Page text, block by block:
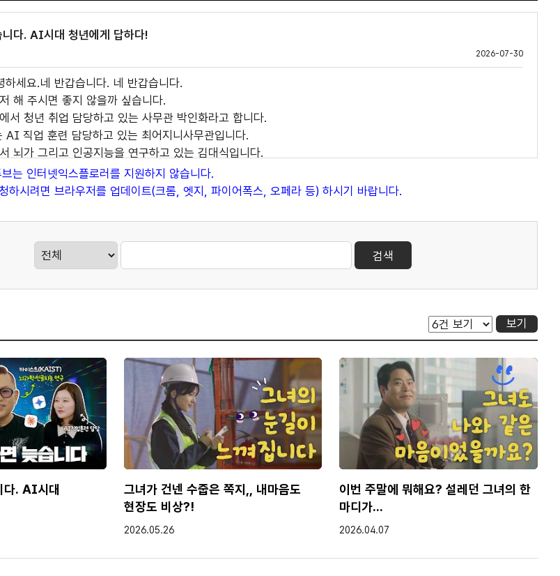
니다. AI시대 청년에게 답하다!
2026-07-30
하세요.네 반갑습니다. 네 반갑습니다.
해 주시면 좋지 않을까 싶습니다.
서 청년 취업 담당하고 있는 사무관 박인화라고 합니다.
AI 직업 훈련 담당하고 있는 최어지니사무관입니다.
뇌가 그리고 인공지능을 연구하고 있는 김대식입니다.
고 해서 채 GPT에 한번 쳐봤어요. 김대식 교수님 토크 스타일 어때?
참 걸 찾아본 적이 없어 가지고.
자리에도 교수님이 어떤 질문을 하실까?
렘반 이렇게 왔거든요.
식이라고 치면 미래 예측을 못 하기로 유명한 교수라고 항상 나옵니다.
늘 고용노동부 사무관들은 아마 처음 만나셨을 것 같은데
선 첫 번째는 그게 사실 오늘 저희 대화의 그 주제가 될 수도 있겠지만 인공지능 시대에 일자리 문제가
다들 알고 있는 거잖아요.
언제 벌어져 일일까? 세 번째 어떤 직업이 먼저 영향을 받을까 이런 거에 대해서 제가 봤을 때는 좀 더
고민을 했으면 좋겠고
많은 구체적인 고민을 하실 거라고 저는 그 믿고 있고 거기에 대해서 좀 이야기를 하면 좋을 거 같아요.
할 이야기는 AI 시대 청년들이 어떻게 나아갈 수 있을까에 대한 이야기를 나누어 보려고 하는데요.
간으로 저희가 준비를 한게 있는데. 네. 좋습니다. 이게 첫 번째고요. 네. 그리고 이게 두 번째 겁니다.
다 잘 썼다라고 우선 저는 느껴지고요. 가끔하다 뭐 이럴 경우에 막 둘 다 인공지능이 쓰거나 둘 다 사람이
데요.
분 생각을 해 두시면 모든 가능성 제가 읽기로는 B가 조금 더 인공지능스러웠어요. 두 번째가. 그렇게
다. 기가 너무 정중해요. 그리고 너무 정확하게 쓴 거 같아요.
는 인터넷익스플로러를 지원하지 않습니다.
하시려면 브라우저를 업데이트(크롬, 엣지, 파이어폭스, 오페라 등) 하시기 바랍니다.
검색
보기
다. AI시대
그녀가 건넨 수줍은 쪽지,, 내마음도
현장도 비상?!
작성일
2026.05.26
이번 주말에 뭐해요? 설레던 그녀의 한
마디가...
작성일
2026.04.07